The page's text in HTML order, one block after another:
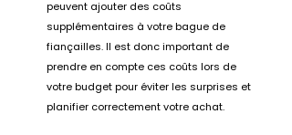
peuvent ajouter des coûts
supplémentaires à votre bague de
fiançailles. Il est donc important de
prendre en compte ces coûts lors de
votre budget pour éviter les surprises et
planifier correctement votre achat.